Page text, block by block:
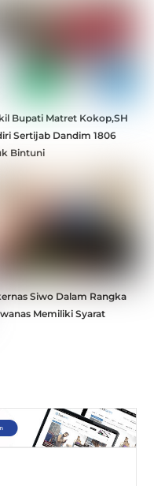
Bupati Matret Kokop,SH
Sertijab Dandim 1806
Bintuni
Siwo Dalam Rangka
Memiliki Syarat